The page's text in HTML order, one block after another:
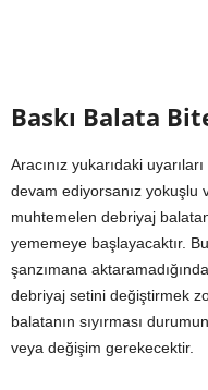
Baskı Balata
Aracınız yukarıdaki
devam ediyorsanız yokuşlu
muhtemelen debriyaj
yememeye başlayacaktır.
şanzımana
debriyaj setini değiştirmek
balatanın sıyırması
veya değişim gerekecektir.